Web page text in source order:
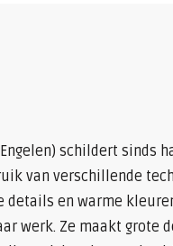
schildert sinds
van verschillende
details en warme
werk. Ze maakt grote